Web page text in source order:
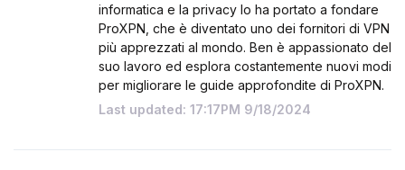
informatica e la privacy lo ha portato a fondare
ProXPN, che è diventato uno dei fornitori di VPN
più apprezzati al mondo. Ben è appassionato del
suo lavoro ed esplora costantemente nuovi modi
per migliorare le guide approfondite di ProXPN.
Last updated: 17:17PM 9/18/2024